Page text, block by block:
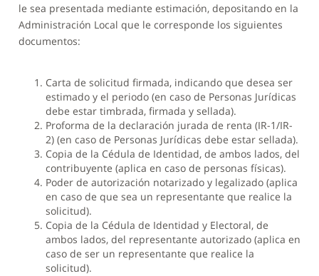
le sea presentada mediante estimación, depositando en la
Administración Local que le corresponde los siguientes
documentos:
Carta de solicitud firmada, indicando que desea ser
estimado y el periodo (en caso de Personas Jurídicas
debe estar timbrada, firmada y sellada).
Proforma de la declaración jurada de renta (IR-1/IR-
2) (en caso de Personas Jurídicas debe estar sellada).
Copia de la Cédula de Identidad, de ambos lados, del
contribuyente (aplica en caso de personas físicas).
Poder de autorización notarizado y legalizado (aplica
en caso de que sea un representante que realice la
solicitud).
Copia de la Cédula de Identidad y Electoral, de
ambos lados, del representante autorizado (aplica en
caso de ser un representante que realice la
solicitud).